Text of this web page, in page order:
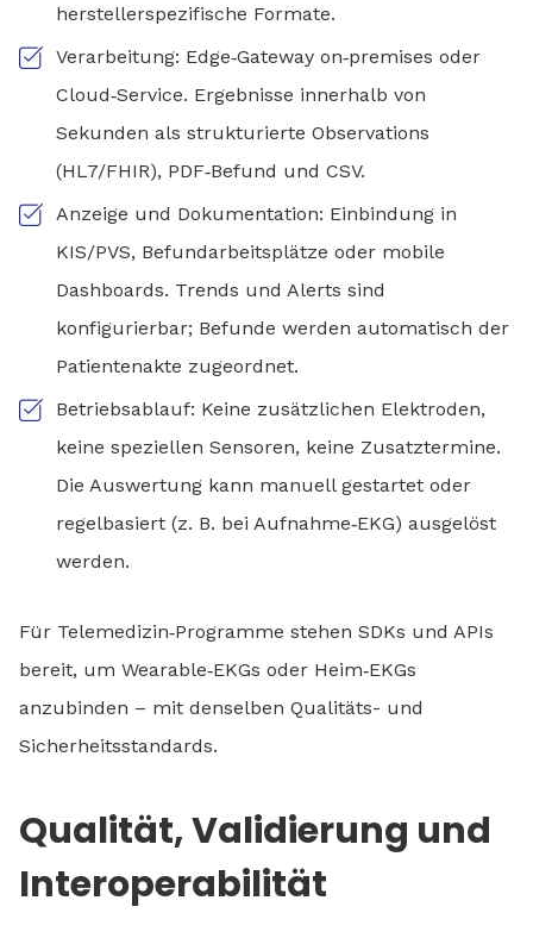
herstellerspezifische Formate.
Verarbeitung: Edge‑Gateway on‑premises oder
Cloud‑Service. Ergebnisse innerhalb von
Sekunden als strukturierte Observations
(HL7/FHIR), PDF‑Befund und CSV.
Anzeige und Dokumentation: Einbindung in
KIS/PVS, Befundarbeitsplätze oder mobile
Dashboards. Trends und Alerts sind
konfigurierbar; Befunde werden automatisch der
Patientenakte zugeordnet.
Betriebsablauf: Keine zusätzlichen Elektroden,
keine speziellen Sensoren, keine Zusatztermine.
Die Auswertung kann manuell gestartet oder
regelbasiert (z. B. bei Aufnahme‑EKG) ausgelöst
werden.
Für Telemedizin‑Programme stehen SDKs und APIs
bereit, um Wearable‑EKGs oder Heim‑EKGs
anzubinden – mit denselben Qualitäts- und
Sicherheitsstandards.
Qualität, Validierung und
Interoperabilität